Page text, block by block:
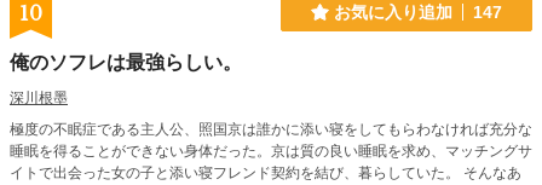
10 お気に入り追加 147
俺のソフレは最強らしい。
深川根墨
極度の不眠症である主人公、照国京は誰かに添い寝をしてもらわなければ充分な
睡眠を得ることができない身体だった。京は質の良い睡眠を求め、マッチングサ
イトで出会った女の子と添い寝フレンド契約を結び、暮らしていた。 そんなあ